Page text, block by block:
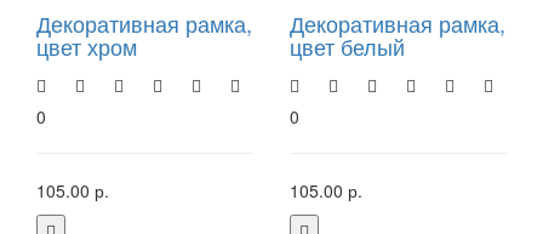
Декоративная рамка,
цвет хром
0
105.00 р.
Декоративная рамка,
цвет белый
0
105.00 р.